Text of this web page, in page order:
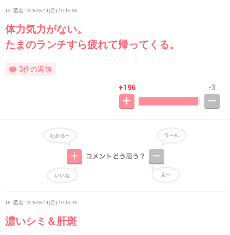
15. 匿名 2026/05/11(月) 10:15:06
体力気力がない。
たまのランチすら疲れて帰ってくる。
3件の返信
+196 -3
16. 匿名 2026/05/11(月) 10:15:36
濃いシミ＆肝斑